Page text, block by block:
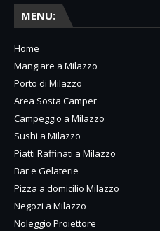
MENU:
Home
Mangiare a Milazzo
Porto di Milazzo
Area Sosta Camper
Campeggio a Milazzo
Sushi a Milazzo
Piatti Raffinati a Milazzo
Bar e Gelaterie
Pizza a domicilio Milazzo
Negozi a Milazzo
Noleggio Proiettore